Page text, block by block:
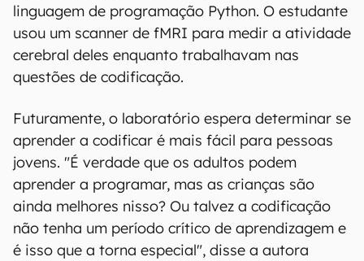
linguagem de programação Python. O estudante
usou um scanner de fMRI para medir a atividade
cerebral deles enquanto trabalhavam nas
questões de codificação.
Futuramente, o laboratório espera determinar se
aprender a codificar é mais fácil para pessoas
jovens. "É verdade que os adultos podem
aprender a programar, mas as crianças são
ainda melhores nisso? Ou talvez a codificação
não tenha um período crítico de aprendizagem e
é isso que a torna especial", disse a autora